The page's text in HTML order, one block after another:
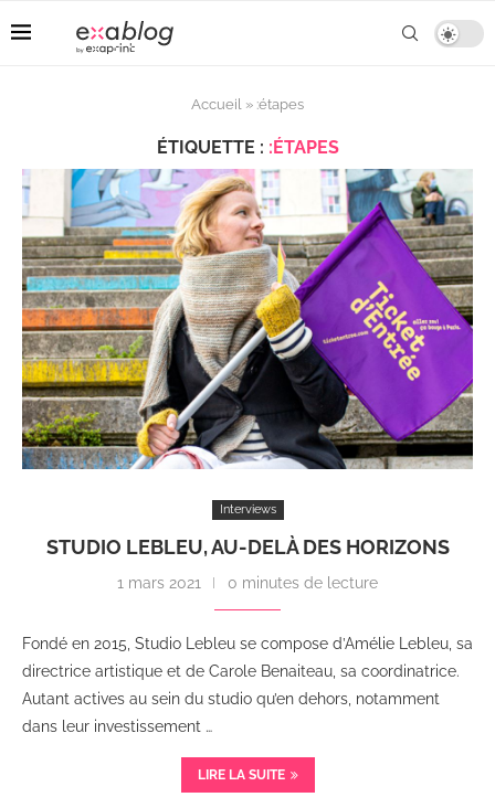
Accueil » :étapes
ÉTIQUETTE : :ÉTAPES
Interviews
STUDIO LEBLEU, AU-DELÀ DES HORIZONS
1 mars 2021 0 minutes de lecture
Fondé en 2015, Studio Lebleu se compose d’Amélie Lebleu, sa
directrice artistique et de Carole Benaiteau, sa coordinatrice.
Autant actives au sein du studio qu’en dehors, notamment
dans leur investissement …
LIRE LA SUITE